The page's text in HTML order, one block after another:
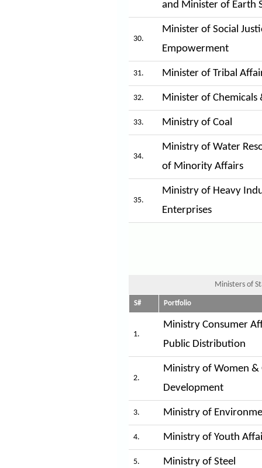
and Minister of Earth
30.
Minister of Social
Empowerment
31. Minister of Tribal
32. Minister of Chemicals
33. Ministry of Coal
34.
Ministry of Water
of Minority Affairs
35.
Ministry of Heavy
Enterprises
Ministers of
S# Portfolio
1.
Ministry Consumer
Public Distribution
2.
Ministry of Women &
Development
3. Ministry of
4. Ministry of Youth
5. Ministry of Steel